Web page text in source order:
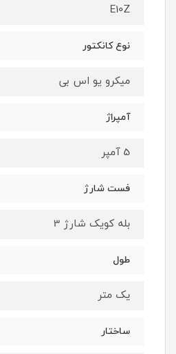
E10Z
نوع کانکتور
میکرو یو اس بی
آمپراژ
5 آمپر
فست شارژ
بله کویک شارژ 3
طول
یک متر
ساختار